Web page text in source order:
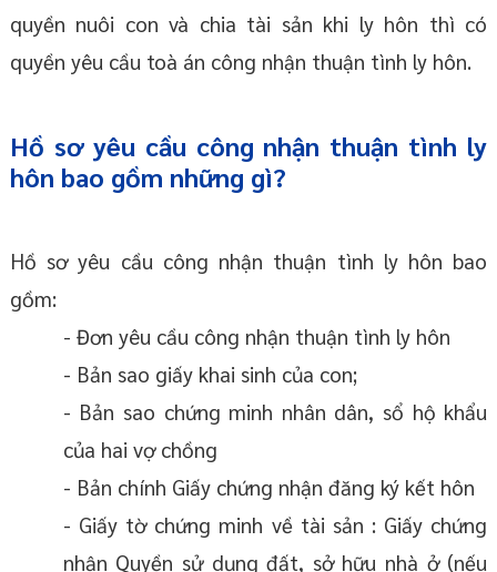
quyền nuôi con và chia tài sản khi ly hôn thì có
quyền yêu cầu toà án công nhận thuận tình ly hôn.
Hồ sơ yêu cầu công nhận thuận tình ly
hôn bao gồm những gì?
Hồ sơ yêu cầu công nhận thuận tình ly hôn bao
gồm:
- Đơn yêu cầu công nhận thuận tình ly hôn
- Bản sao giấy khai sinh của con;
- Bản sao chứng minh nhân dân, sổ hộ khẩu
của hai vợ chồng
- Bản chính Giấy chứng nhận đăng ký kết hôn
- Giấy tờ chứng minh về tài sản : Giấy chứng
nhận Quyền sử dụng đất, sở hữu nhà ở (nếu